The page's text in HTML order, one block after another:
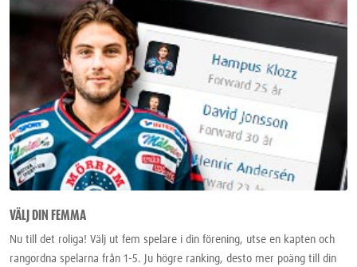
VÄLJ DIN FEMMA
Nu till det roliga! Välj ut fem spelare i din förening, utse en kapten och
rangordna spelarna från 1-5. Ju högre ranking, desto mer poäng till din